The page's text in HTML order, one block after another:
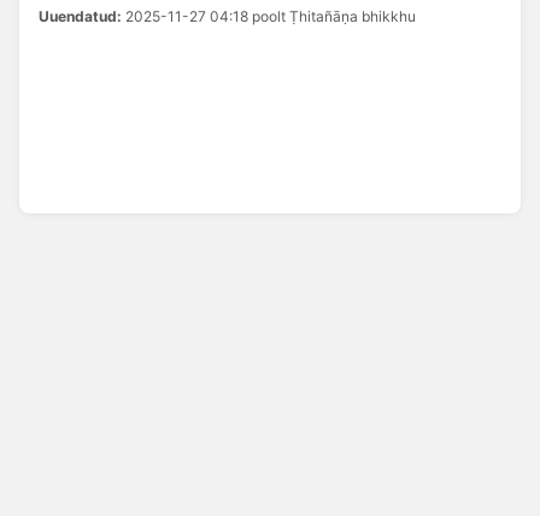
Uuendatud: 2025-11-27 04:18 poolt Ṭhitañāṇa bhikkhu